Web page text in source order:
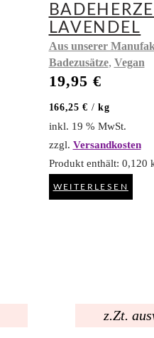
LAVENDEL
Aus unserer
Badezusätze, Vegan
19,95€
166,25€ /kg
inkl. 19 % MwSt.
zzgl. Versandkosten
Produkt enthält: 0,120
WEITERLESEN
z.Zt.